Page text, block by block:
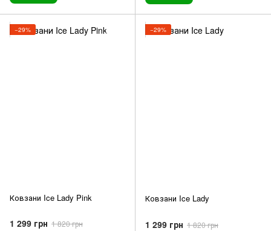
−29%
Ковзани Ice Lady Pink
1 299 грн 1 820 грн
−29%
Ковзани Ice Lady
1 299 грн 1 820 грн